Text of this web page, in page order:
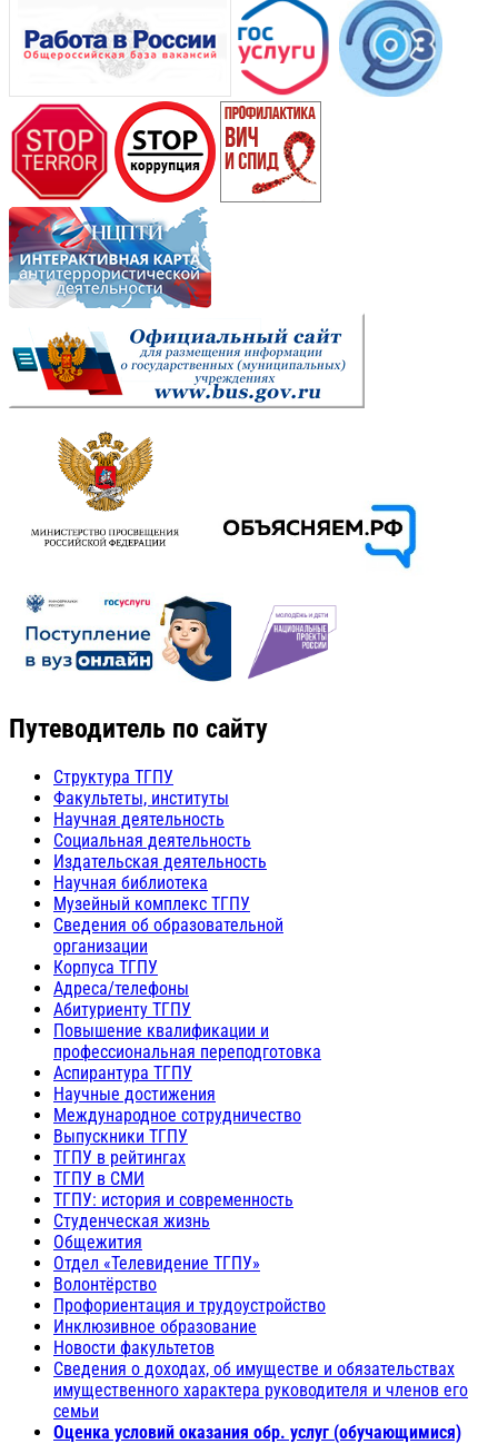
Путеводитель по сайту
Структура ТГПУ
Факультеты, институты
Научная деятельность
Социальная деятельность
Издательская деятельность
Научная библиотека
Музейный комплекс ТГПУ
Сведения об образовательной
организации
Корпуса ТГПУ
Адреса/телефоны
Абитуриенту ТГПУ
Повышение квалификации и
профессиональная переподготовка
Аспирантура ТГПУ
Научные достижения
Международное сотрудничество
Выпускники ТГПУ
ТГПУ в рейтингах
ТГПУ в СМИ
ТГПУ: история и современность
Студенческая жизнь
Общежития
Отдел «Телевидение ТГПУ»
Волонтёрство
Профориентация и трудоустройство
Инклюзивное образование
Новости факультетов
Сведения о доходах, об имуществе и обязательствах
имущественного характера руководителя и членов его
семьи
Оценка условий оказания обр. услуг (обучающимися)